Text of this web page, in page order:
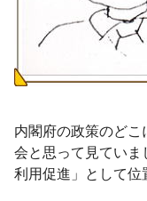
内閣府の政策のど
会と思って見ていま
利用促進」として位